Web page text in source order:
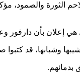
والصمود،
إعلان بأن دارفور
وشبابها، قد كتبوا
بدمائهم.